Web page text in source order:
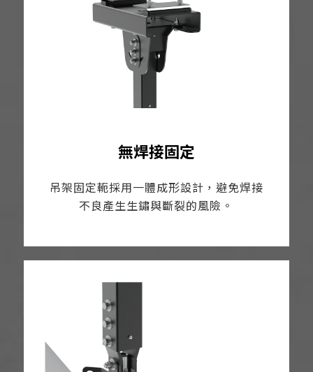
無焊接固定
吊架固定軛採用一體成形設計，避免焊接
不良產生生鏽與斷裂的風險。